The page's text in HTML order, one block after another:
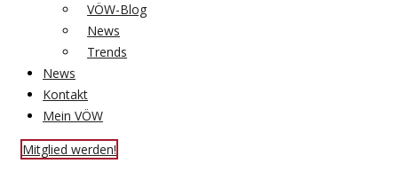
VÖW-Blog
News
Trends
News
Kontakt
Mein VÖW
Mitglied werden!